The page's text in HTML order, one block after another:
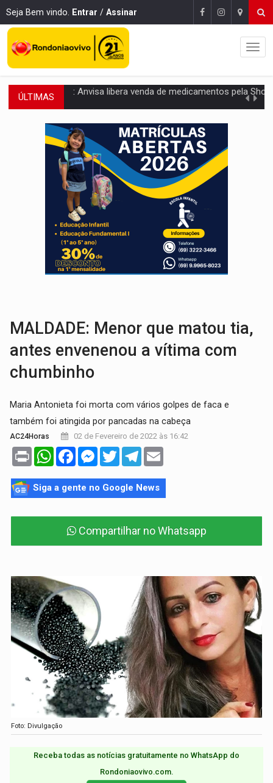
Seja Bem vindo. Entrar / Assinar
ÚLTIMAS MAIS RIGOR:Nova lei endurece punição por abuso sexual contra
POLUIÇÃO E RISCOS:Retirada de fiação irregular avança no país e em PVH
VÍDEO:Armado com machado, homem ameaça matar sobrinha grávida e
TRIBUNAL DO CRIME:Homem é espancado por facção criminosa
VÍDEO:Perseguição é registrada no shopping após colombiana furtar
LUDOPATIA: Apostas online começam a afetar produtividade e rotina
REFLORESTAMENTO: Plantar árvores não será mais suficiente para
OVNIS NA LUA: Cientistas alertam para possível base secreta no satélite
MALDADE: Menor que matou tia,
antes envenenou a vítima com
chumbinho
Maria Antonieta foi morta com vários golpes de faca e
também foi atingida por pancadas na cabeça
AC24Horas 02 de Fevereiro de 2022 às 16:42
Print WhatsAppFacebookMessenger
TwitterTelegram
Siga a gente no Google News
Compartilhar no Whatsapp
Foto: Divulgação
Receba todas as notícias gratuitamente no WhatsApp do
Rondoniaovivo.com.​